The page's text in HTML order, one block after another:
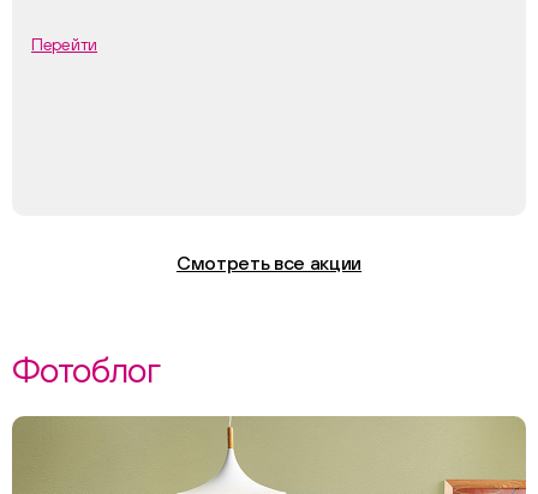
Перейти
Смотреть все акции
Фотоблог